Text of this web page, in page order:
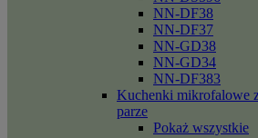
NN-DF38
NN-DF37
NN-GD38
NN-GD34
NN-DF383
Kuchenki mikrofalowe
parze
Pokaż wszystkie